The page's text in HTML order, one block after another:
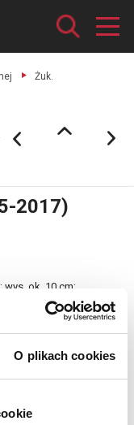
O plikach cookies
Żuk.
2017)
wys. ok. 10 cm;